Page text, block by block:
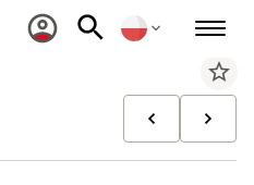
star_border